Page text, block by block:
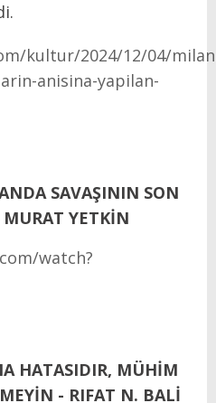
kultur/2024/12/04/
anisina-yapilan-
SAVAŞININ SON
YETKİN
watch?
HATASIDIR, MÜHİM
- RIFAT N. BALİ